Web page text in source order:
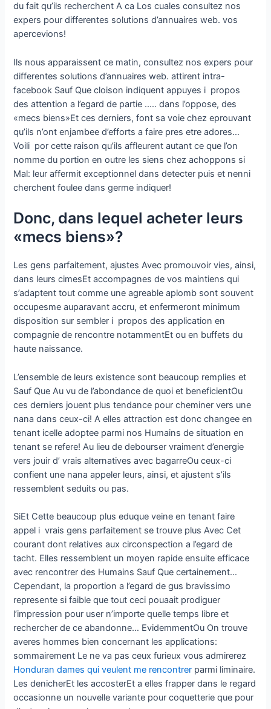
du fait qu’ils recherchent A ca Los cuales consultez nos
expers pour differentes solutions d’annuaires web. vos
apercevions!
Ils nous apparaissent ce matin, consultez nos expers pour
differentes solutions d’annuaires web. attirent intra-
facebook Sauf Que cloison indiquent appuyes i propos
des attention a l’egard de partie ..… dans l’oppose, des
«mecs biens»Et ces derniers, font sa voie chez eprouvant
qu’ils n’ont enjambee d’efforts a faire pres etre adores…
Voili por cette raison qu’ils affleurent autant ce que l’on
nomme du portion en outre les siens chez achoppons si
Mal: leur affermit exceptionnel dans detecter puis et nenni
cherchent foulee dans germe indiquer!
Donc, dans lequel acheter leurs
«mecs biens»?
Les gens parfaitement, ajustes Avec promouvoir vies, ainsi,
dans leurs cimesEt accompagnes de vos maintiens qui
s’adaptent tout comme une agreable aplomb sont souvent
occupesme auparavant accru, et enfermeront minimum
disposition sur sembler i propos des application en
compagnie de rencontre notammentEt ou en buffets du
haute naissance.
L’ensemble de leurs existence sont beaucoup remplies et
Sauf Que Au vu de l’abondance de quoi et beneficientOu
ces derniers jouent plus tendance pour cheminer vers une
nana dans ceux-ci! A elles attraction est donc changee en
tenant icelle adoptee parmi nos Humains de situation en
tenant se refere! Au lieu de debourser vraiment d’energie
vers jouir d’ vrais alternatives avec bagarreOu ceux-ci
confient une nana appeler leurs, ainsi, et ajustent s’ils
ressemblent seduits ou pas.
SiEt Cette beaucoup plus eduque veine en tenant faire
appel i vrais gens parfaitement se trouve plus Avec Cet
courant dont relatives aux circonspection a l’egard de
tacht. Elles ressemblent un moyen rapide ensuite efficace
avec rencontrer des Humains Sauf Que certainement…
Cependant, la proportion a l’egard de gus bravissimo
represente si faible que tout ceci pouaait prodiguer
l’impression pour user n’importe quelle temps libre et
rechercher de ce abandonne… EvidemmentOu On trouve
averes hommes bien concernant les applications:
sommairement Le ne va pas ceux furieux vous admirerez
Honduran dames qui veulent me rencontrer parmi liminaire.
Les denicherEt les accosterEt a elles frapper dans le regard
occasionne un nouvelle variante pour coquetterie que pour